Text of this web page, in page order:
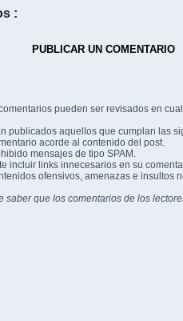
:
PUBLICAR UN COMENTARIO
pueden ser revisados en
publicados aquellos que cumplan las
acorde al contenido del post.
mensajes de tipo SPAM.
incluir links innecesarios en su
ofensivos, amenazas e insultos
saber que los comentarios de los